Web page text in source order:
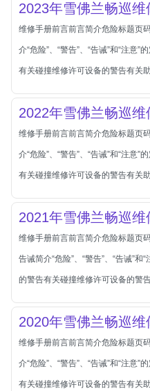
奔腾
奔腾
奔驰
宝沃
宝骏
宝骏
宾利
本田
本田-广州本田
本田-海外本田
标致
标致
2023年雪佛兰畅巡维
维修手册前言前言简介危险标题页
介“危险”、“警告”、“告诫”和“注意
有关碰撞维修许可设备的警告有关
2022年雪佛兰畅巡维
维修手册前言前言简介危险标题页
介“危险”、“警告”、“告诫”和“注意
有关碰撞维修许可设备的警告有关
2021年雪佛兰畅巡维
维修手册前言前言简介危险标题页
告诫简介“危险”、“警告”、“告诫”
的警告有关碰撞维修许可设备的警
2020年雪佛兰畅巡维
维修手册前言前言简介危险标题页
介“危险”、“警告”、“告诫”和“注意
有关碰撞维修许可设备的警告有关